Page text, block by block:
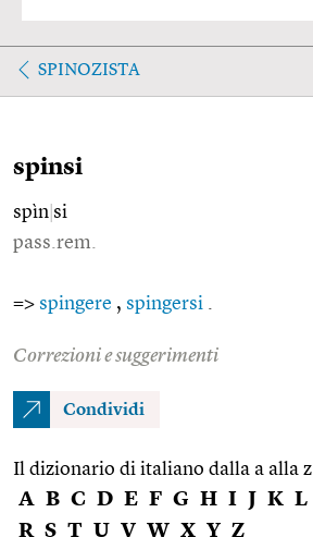
SPINOZISTA
spinsi
spìn si
pass.rem.
=> spingere , spingersi
Correzioni e suggerimenti
Condividi
Il dizionario di italiano dalla a alla z
A B C D E F G H I J K L
R S T U V W X Y Z